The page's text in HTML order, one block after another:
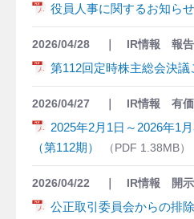
役員人事に関するお知らせ
2026/04/28 IR情報 報
第112回定時株主総会決議
2026/04/27 IR情報 有価
2025年2月1日～2026年1
（第112期）
1.38MB
2026/04/22 IR情報 開示
公正取引委員会からの排